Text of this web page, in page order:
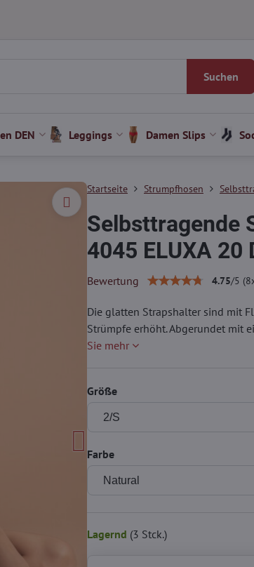
Suchen
DEN Leggings Damen Slips
Startseite Strumpfhosen
Selbsttragende
4045 ELUXA 20
Bewertung 4.75/5 (8
Die glatten Strapshalter sind mit
Strümpfe erhöht. Abgerundet mit
Sie mehr
Größe
Farbe
Lagernd (3 Stck.)